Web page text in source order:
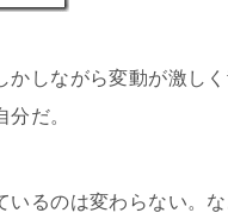
しながら変動が激し
だ。
るのは変わらない。